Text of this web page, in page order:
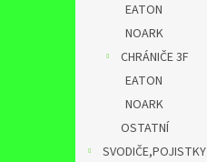
EATON
NOARK
CHRÁNIČE 3F
EATON
NOARK
OSTATNÍ
SVODIČE,POJISTKY